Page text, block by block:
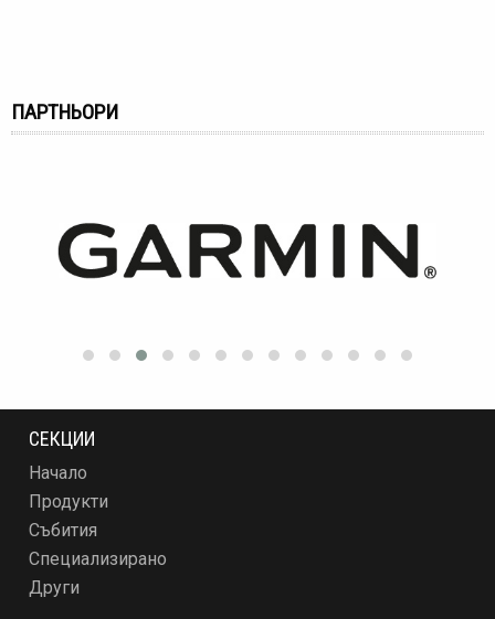
ПАРТНЬОРИ
СЕКЦИИ
Начало
Продукти
Събития
Специализирано
Други